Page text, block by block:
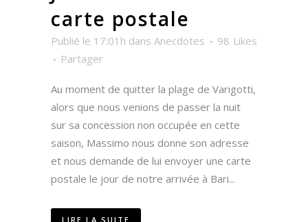
carte postale
Publié le 17:01h dans Anecdotes 98 Likes
Partager
Au moment de quitter la plage de Varigotti,
alors que nous venions de passer la nuit
sur sa concession non occupée en cette
saison, Massimo nous donne son adresse
et nous demande de lui envoyer une carte
postale le jour de notre arrivée à Bari...
LIRE LA SUITE